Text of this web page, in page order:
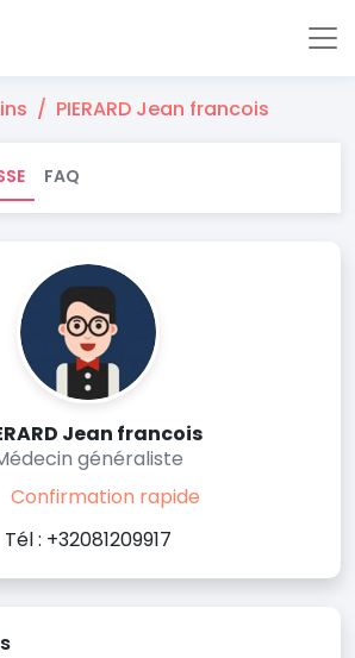
PIERARD Jean francois
FAQ
Jean francois
généraliste
Confirmation rapide
Tél : +32081209917